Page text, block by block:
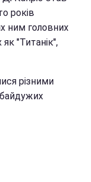
років
ним головних
"Титанік",
різними